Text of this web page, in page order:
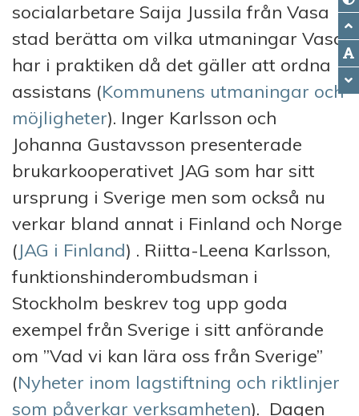
socialarbetare Saija Jussila från Vasa
stad berätta om vilka utmaningar Vasa
har i praktiken då det gäller att ordna
assistans (Kommunens utmaningar och
möjligheter). Inger Karlsson och
Johanna Gustavsson presenterade
brukarkooperativet JAG som har sitt
ursprung i Sverige men som också nu
verkar bland annat i Finland och Norge
(JAG i Finland) . Riitta-Leena Karlsson,
funktionshinderombudsman i
Stockholm beskrev tog upp goda
exempel från Sverige i sitt anförande
om ”Vad vi kan lära oss från Sverige”
(Nyheter inom lagstiftning och riktlinjer
som påverkar verksamheten). Dagen